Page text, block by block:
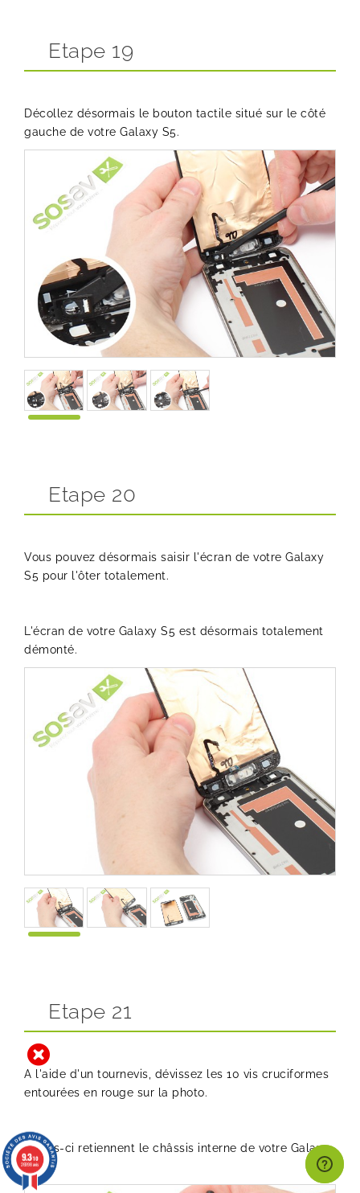
Etape 19
Décollez désormais le bouton tactile situé sur le côté
gauche de votre Galaxy S5.
Etape 20
Vous pouvez désormais saisir l'écran de votre Galaxy
S5 pour l'ôter totalement.
L'écran de votre Galaxy S5 est désormais totalement
démonté.
Etape 21
A l'aide d'un tournevis, dévissez les 10 vis cruciformes
entourées en rouge sur la photo.
Celles-ci retiennent le châssis interne de votre Galaxy
S5.
9.3/10
26998 avis